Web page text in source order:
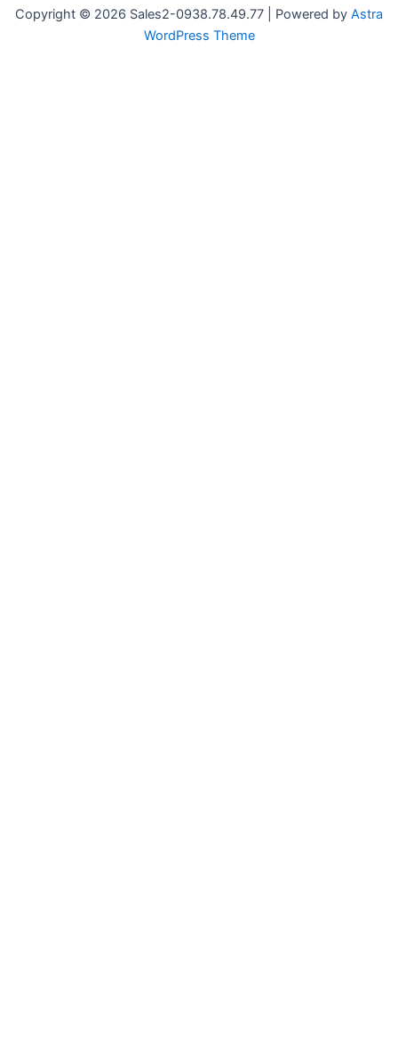
Copyright © 2026 Sales2-0938.78.49.77 | Powered by Astra
WordPress Theme